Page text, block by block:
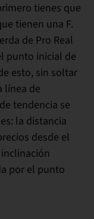
tienes que
tienen una F.
de Pro Real
punto inicial de
esto, sin soltar
línea de
tendencia se
: la distancia
desde el
por el punto